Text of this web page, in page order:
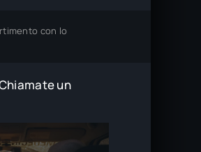
con lo
un